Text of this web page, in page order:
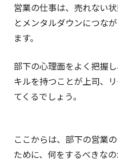
営業の仕事は、売れない
とメンタルダウンにつな
ます。
部下の心理面をよく把握
キルを持つことが上司、
てくるでしょう。
ここからは、部下の営業
ために、何をするべきな